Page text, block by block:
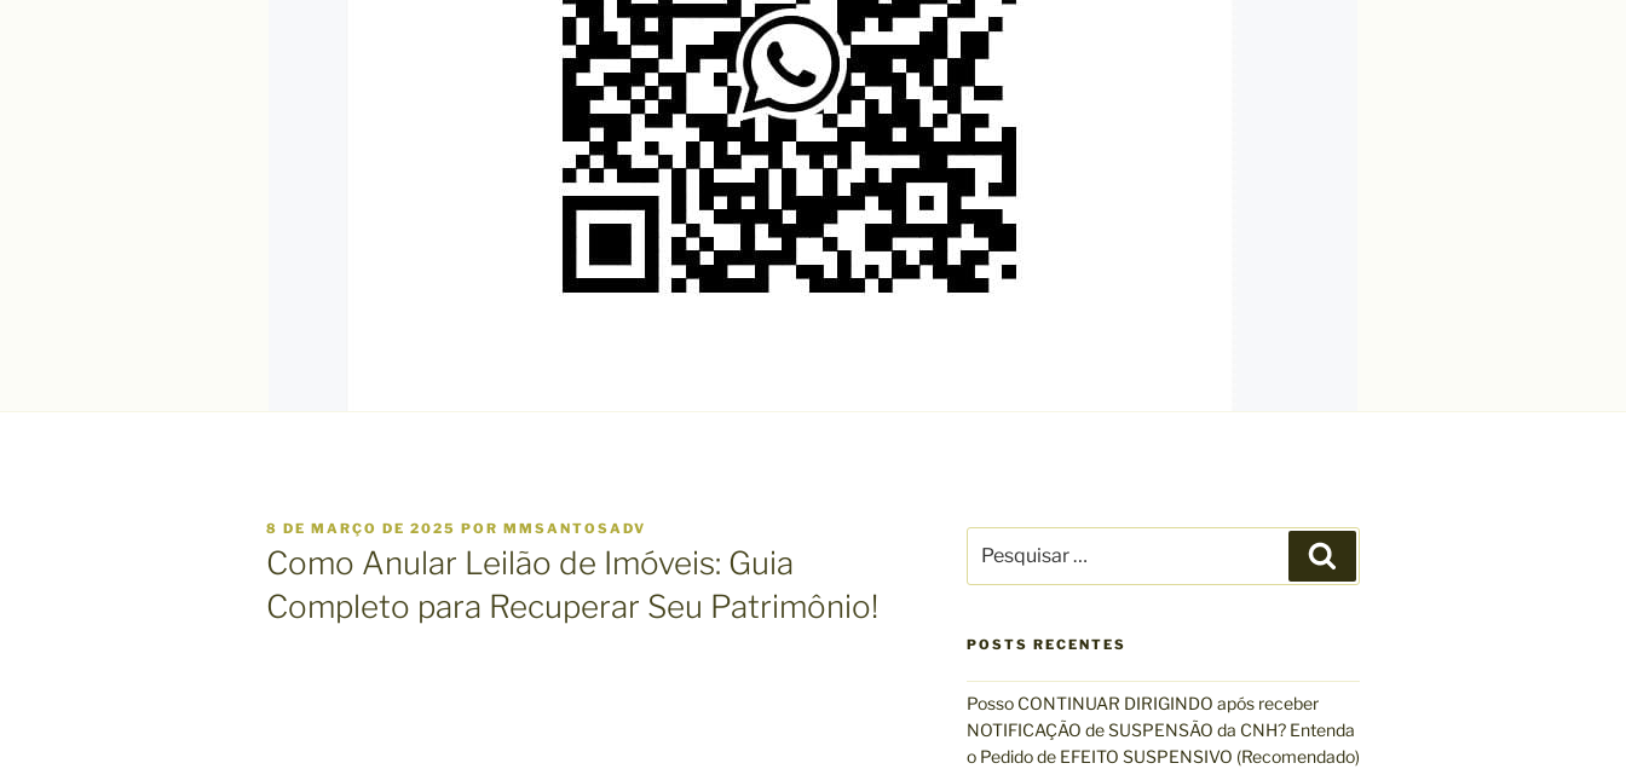
P
U
B
I
C
8 DE MARÇO DE 2025 POR MMSANTOSADV
Como Anular Leilão de Imóveis: Guia
Completo para Recuperar Seu Patrimônio!
s
u
s
a
r
e
s
a
POSTS RECENTES
Posso CONTINUAR DIRIGINDO após receber
NOTIFICAÇÃO de SUSPENSÃO da CNH? Entenda
o Pedido de EFEITO SUSPENSIVO (Recomendado)